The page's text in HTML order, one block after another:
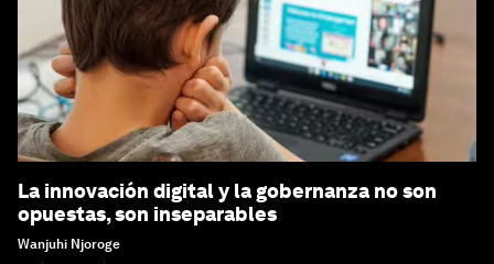
La innovación digital y la gobernanza no son
opuestas, son inseparables
Wanjuhi Njoroge